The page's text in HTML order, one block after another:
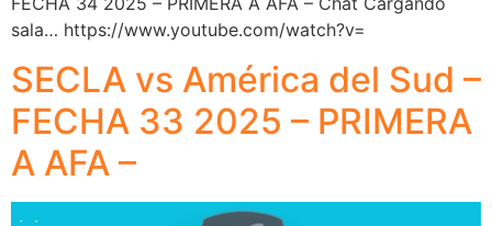
sala… https://www.youtube.com/watch?v=
SECLA vs América del Sud –
FECHA 33 2025 – PRIMERA
A AFA –